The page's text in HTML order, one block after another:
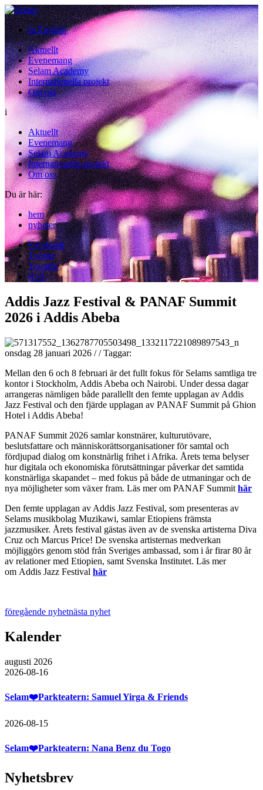
In English
Aktuellt
Evenemang
Selam Academy
Internationella projekt
Om oss
i
Aktuellt
Evenemang
Selam Academy
Internationella projekt
Om oss
Du är här:
hem /
nyheter
Facebook
Twitter
Youtube
RSS
Addis Jazz Festival & PANAF Summit
2026 i Addis Abeba
onsdag 28 januari 2026 //Taggar:
Mellan den 6 och 8 februari är det fullt fokus för Selams samtliga tre
kontor i Stockholm, Addis Abeba och Nairobi. Under dessa dagar
arrangeras nämligen både parallellt den femte upplagan av Addis
Jazz Festival och den fjärde upplagan av PANAF Summit på Ghion
Hotel i Addis Abeba!
PANAF Summit 2026 samlar konstnärer, kulturutövare,
beslutsfattare och människorättsorganisationer för samtal och
fördjupad dialog om konstnärlig frihet i Afrika. Årets tema belyser
hur digitala och ekonomiska förutsättningar påverkar det samtida
konstnärliga skapandet – med fokus på både de utmaningar och de
nya möjligheter som växer fram. Läs mer om PANAF Summit här
Den femte upplagan av Addis Jazz Festival, som presenteras av
Selams musikbolag Muzikawi, samlar Etiopiens främsta
jazzmusiker. Årets festival gästas även av de svenska artisterna Diva
Cruz och Marcus Price! De svenska artisternas medverkan
möjliggörs genom stöd från Sveriges ambassad, som i år firar 80 år
av relationer med Etiopien, samt Svenska Institutet. Läs mer
om Addis Jazz Festival här
föregående nyhetnästa nyhet
Kalender
augusti 2026
2026-08-16
Selam❤️Parkteatern: Samuel Yirga & Friends
2026-08-15
Selam❤️Parkteatern: Nana Benz du Togo
Nyhetsbrev